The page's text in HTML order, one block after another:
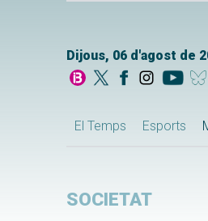
Dijous, 06 d'agost de
El Temps Esports
SOCIETAT